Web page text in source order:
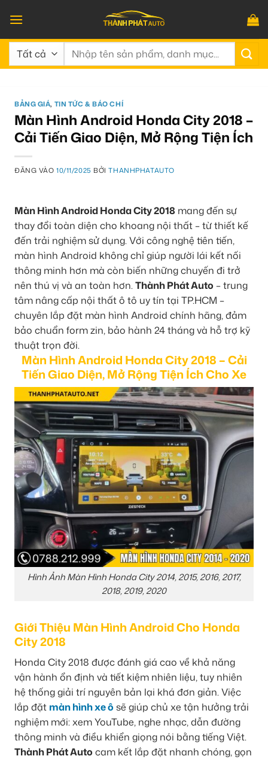
qua
nội
dung
Tìm
BẢNG GIÁ, TIN TỨC & BÁO CHÍ
Màn Hình Android Honda City 2018 –
Cải Tiến Giao Diện, Mở Rộng Tiện Ích
ĐĂNG VÀO10/11/2025 BỞITHANHPHATAUTO
Màn Hình Android Honda City 2018 mang đến sự
thay đổi toàn diện cho khoang nội thất – từ thiết kế
đến trải nghiệm sử dụng. Với công nghệ tiên tiến,
màn hình Android không chỉ giúp người lái kết nối
thông minh hơn mà còn biến những chuyến đi trở
nên thú vị và an toàn hơn.Thành Phát Auto – trung
tâm nâng cấp nội thất ô tô uy tín tại TP.HCM –
chuyên lắp đặt màn hình Android chính hãng, đảm
bảo chuẩn form zin, bảo hành 24 tháng và hỗ trợ kỹ
thuật trọn đời.
Màn Hình Android Honda City 2018 – Cải
Tiến Giao Diện, Mở Rộng Tiện Ích Cho Xe
Hình Ảnh Màn Hình Honda City 2014, 2015, 2016, 2017,
2018, 2019, 2020
Giới Thiệu Màn Hình Android Cho Honda
City 2018
Honda City 2018 được đánh giá cao về khả năng
vận hành ổn định và tiết kiệm nhiên liệu, tuy nhiên
hệ thống giải trí nguyên bản lại khá đơn giản. Việc
lắp đặt màn hình xe ôsẽ giúp chủ xe tận hưởng trải
nghiệm mới: xem YouTube, nghe nhạc, dẫn đường
thông minh và điều khiển giọng nói bằng tiếng Việt.
Thành Phát Auto cam kết lắp đặt nhanh chóng, gọn